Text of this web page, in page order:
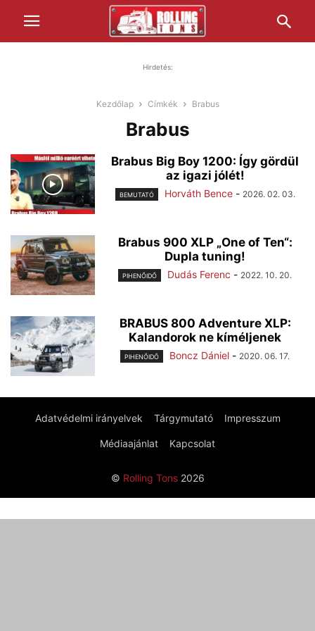
Hirdetés:
Kezdőlap Címkék Brabus
Brabus
Brabus Big Boy 1200: Így gördül
az igazi jólét!
BEMUTATÓ Horváth Bence - 2026. 02. 03.
Brabus 900 XLP „One of Ten“:
Dupla tuning!
PIHENŐIDŐ Dudás Ferenc - 2022. 10. 20.
BRABUS 800 Adventure XLP:
Kalandorok ne kíméljenek
PIHENŐIDŐ Boncz Dániel - 2020. 06. 17.
Adatvédelmi irányelvek Tárgymutató Impresszum
Médiaajánlat Kapcsolat
© Rolling Tons2026